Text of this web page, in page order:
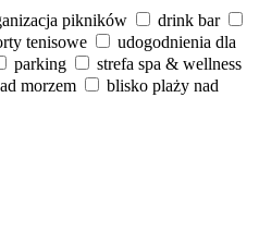
pikników
drink bar
tenisowe
udogodnienia dla
parking
strefa spa & wellness
morzem
blisko plaży nad